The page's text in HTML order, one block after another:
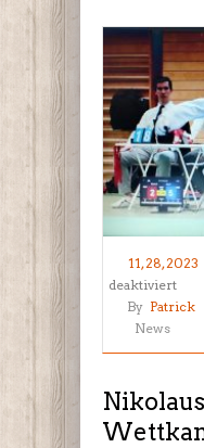
11, 28, 2023
deaktiviertfür
By Patrick
News